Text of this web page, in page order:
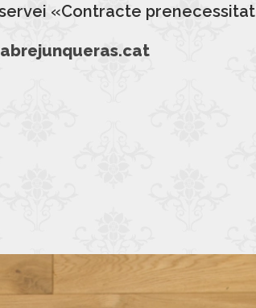
«Contracte prenecessitat